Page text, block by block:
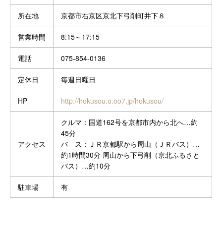
所在地 京都市右京区京北下弓削町井下８
営業時間 8:15～17:15
電話 075-854-0136
定休日 毎週日曜日
HP http://hokusou.o.oo7.jp/hokusou/
アクセス
クルマ：国道162号を京都市内から北へ…約
45分
バ ス：ＪＲ京都駅から周山（ＪＲバス）…
約1時間30分 周山から下弓削（京北ふるさと
バス）…約10分
駐車場 有